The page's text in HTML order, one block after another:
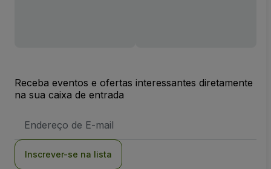
Receba eventos e ofertas interessantes diretamente
na sua caixa de entrada
de
Inscrever-se na lista